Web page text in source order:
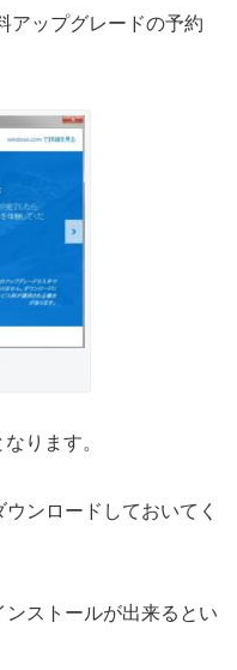
アップグレードの予約
ります。
ンロードしておいてく
ストールが出来るとい